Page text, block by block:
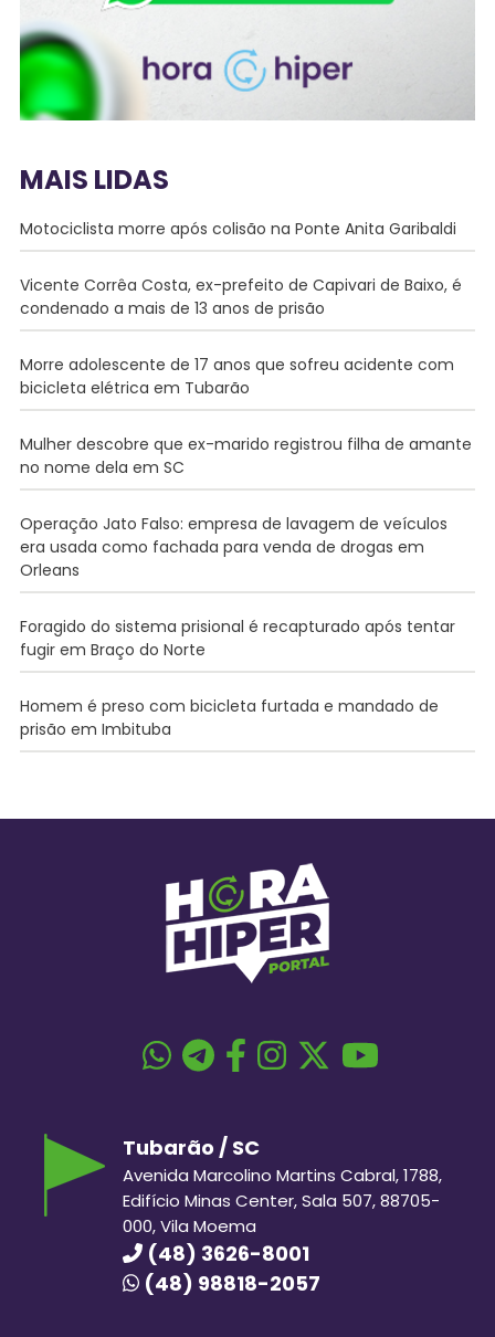
MAIS LIDAS
Motociclista morre após colisão na Ponte Anita Garibaldi
Vicente Corrêa Costa, ex-prefeito de Capivari de Baixo, é
condenado a mais de 13 anos de prisão
Morre adolescente de 17 anos que sofreu acidente com
bicicleta elétrica em Tubarão
Mulher descobre que ex-marido registrou filha de amante
no nome dela em SC
Operação Jato Falso: empresa de lavagem de veículos
era usada como fachada para venda de drogas em
Orleans
Foragido do sistema prisional é recapturado após tentar
fugir em Braço do Norte
Homem é preso com bicicleta furtada e mandado de
prisão em Imbituba
Tubarão / SC
Avenida Marcolino Martins Cabral, 1788,
Edifício Minas Center, Sala 507, 88705-
000, Vila Moema
(48) 3626-8001
(48) 98818-2057